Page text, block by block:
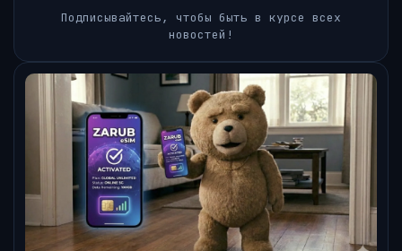
Подписывайтесь, чтобы быть в курсе всех
новостей!